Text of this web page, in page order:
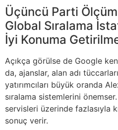
Üçüncü Parti
Global Sıralama
İyi Konuma
Açıkça görülse de Google
da, ajanslar, alan adı
yatırımcıları büyük oranda
sıralama sistemlerini
servisleri üzerinde fazlasıyla
sonuç verir.